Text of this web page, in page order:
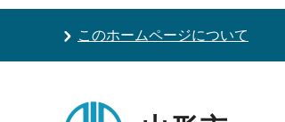
このホームページについて